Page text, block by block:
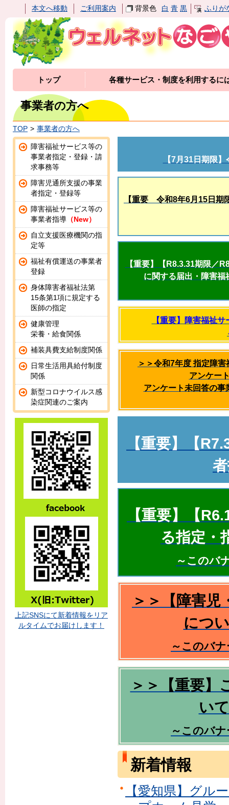
本文へ移動 ご利用案内 背景色 白 青 黒 ふりが
トップ 各種サービス・制度を利用するに
事業者の方へ
TOP 事業者の方へ
【7月31日期限
【重要 令和8年6月15日期
【重要】【R8.3.31期限／
に関する届出・障害
【重要】障害福祉
＞＞令和7年度 指定障
アンケー
アンケート未回答の
【重要】【
【重要】【
る指定・
～このバ
＞＞【障害児
につ
～このバ
＞＞【重要】
い
～このバ
新着情報
【愛知県】グル
障害福祉サービス等の
事業者指定・登録・請
求事務等
障害児通所支援の事業
者指定・登録等
障害福祉サービス等の
事業者指導 （New）
自立支援医療機関の指
定等
福祉有償運送の事業者
登録
身体障害者福祉法第
15条第1項に規定する
医師の指定
健康管理
栄養・給食関係
補装具費支給制度関係
日常生活用具給付制度
関係
新型コロナウイルス感
染症関連のご案内
上記SNSにて新着情報をリア
ルタイムでお届けします！